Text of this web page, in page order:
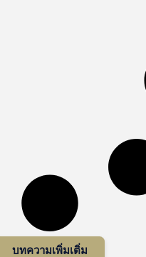
บทความเพิ่มเติ่ม